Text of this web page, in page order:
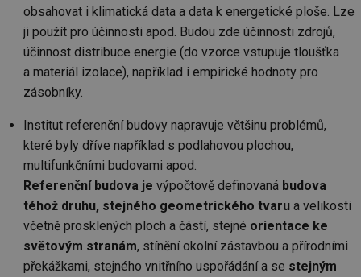
obsahovat i klimatická data a data k energetické ploše. Lze
ji použít pro účinnosti apod. Budou zde účinnosti zdrojů,
účinnost distribuce energie (do vzorce vstupuje tloušťka
a materiál izolace), například i empirické hodnoty pro
zásobníky.
Institut referenční budovy napravuje většinu problémů,
které byly dříve například s podlahovou plochou,
multifunkčními budovami apod.
Referenční budova je výpočtově definovaná budova
téhož druhu, stejného geometrického tvaru a velikosti
včetně prosklených ploch a částí, stejné orientace ke
světovým stranám, stínění okolní zástavbou a přírodními
překážkami, stejného vnitřního uspořádání a se stejným